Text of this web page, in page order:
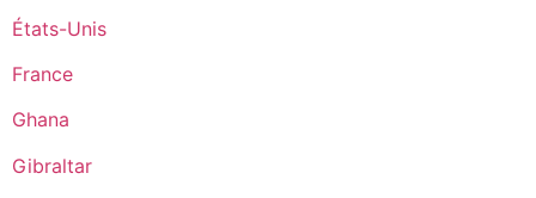
États-Unis
France
Ghana
Gibraltar